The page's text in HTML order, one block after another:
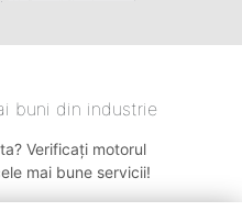
buni din industrie
Verificați motorul
mai bune servicii!